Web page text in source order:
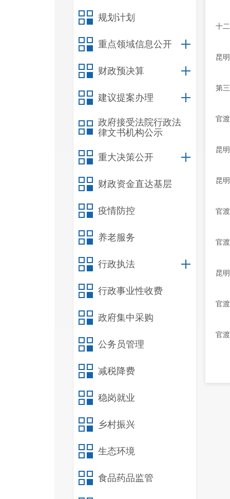
规划计划
重点领域信息公开
财政预决算
建议提案办理
政府接受法院行政法
律文书机构公示
重大决策公开
财政资金直达基层
疫情防控
养老服务
行政执法
行政事业性收费
政府集中采购
公务员管理
减税降费
稳岗就业
乡村振兴
生态环境
食品药品监管
十
昆
第
官
昆
昆
官
官
昆
官
官